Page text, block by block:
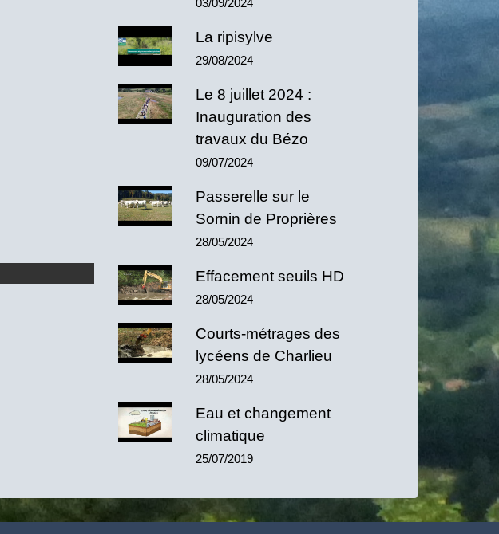
03/09/2024
La ripisylve
29/08/2024
Le 8 juillet 2024 :
Inauguration des
travaux du Bézo
09/07/2024
Passerelle sur le
Sornin de Proprières
28/05/2024
Effacement seuils HD
28/05/2024
Courts-métrages des
lycéens de Charlieu
28/05/2024
Eau et changement
climatique
25/07/2019